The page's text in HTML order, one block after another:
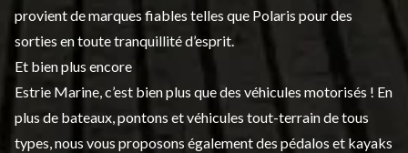
provient de marques fiables telles que Polaris pour des
sorties en toute tranquillité d’esprit.
Et bien plus encore
Estrie Marine, c’est bien plus que des véhicules motorisés ! En
plus de bateaux, pontons et véhicules tout-terrain de tous
types, nous vous proposons également des pédalos et kayaks